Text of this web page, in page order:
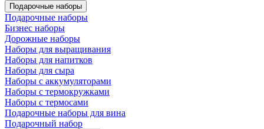
Подарочные наборы
Подарочные наборы
Бизнес наборы
Дорожные наборы
Наборы для выращивания
Наборы для напитков
Наборы для сыра
Наборы с аккумуляторами
Наборы с термокружками
Наборы с термосами
Подарочные наборы для вина
Подарочный набор